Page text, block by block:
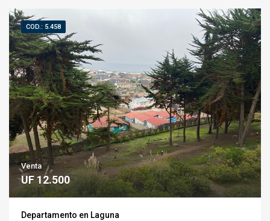
COD.: 5.458
Venta
UF 12.500
Departamento en Laguna